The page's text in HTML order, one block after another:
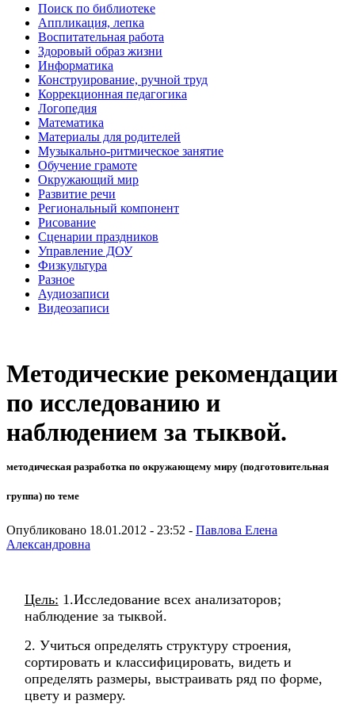
Поиск по библиотеке
Аппликация, лепка
Воспитательная работа
Здоровый образ жизни
Информатика
Конструирование, ручной труд
Коррекционная педагогика
Логопедия
Математика
Материалы для родителей
Музыкально-ритмическое занятие
Обучение грамоте
Окружающий мир
Развитие речи
Региональный компонент
Рисование
Сценарии праздников
Управление ДОУ
Физкультура
Разное
Аудиозаписи
Видеозаписи
Методические рекомендации
по исследованию и
наблюдением за тыквой.
методическая разработка по окружающему миру (подготовительная
группа) по теме
Опубликовано 18.01.2012 - 23:52 - Павлова Елена
Александровна
Цель: 1.Исследование всех анализаторов;
наблюдение за тыквой.
2. Учиться определять структуру строения,
сортировать и классифицировать, видеть и
определять размеры, выстраивать ряд по форме,
цвету и размеру.